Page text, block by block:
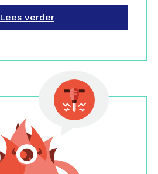
Lees verder